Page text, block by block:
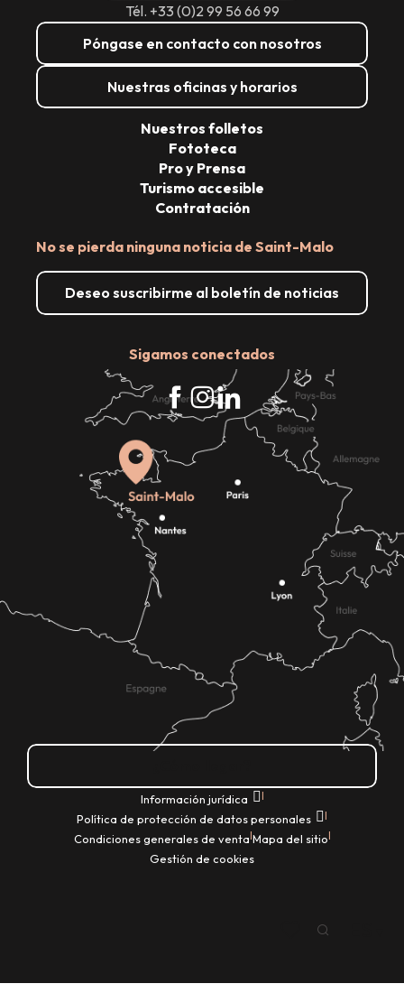
Tél. +33 (0)2 99 56 66 99
Póngase en contacto con nosotros
Nuestras oficinas y horarios
No se pierda ninguna noticia de Saint-Malo
Deseo suscribirme al boletín de noticias
Sigamos conectados
Nuestros folletos
Fototeca
Pro y Prensa
Turismo accesible
Contratación
Información jurídica |
Política de protección de datos personales |
Condiciones generales de venta|Mapa del sitio|
Gestión de cookies